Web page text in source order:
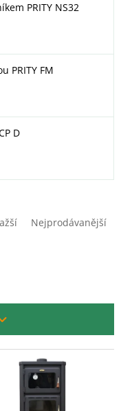
PRITY NS32
PRITY FM
D
Nejprodávanější